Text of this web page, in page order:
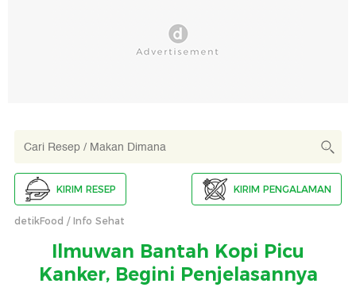
KIRIM RESEP KIRIM PENGALAMAN
detikFood Info Sehat
Ilmuwan Bantah Kopi Picu
Kanker, Begini Penjelasannya